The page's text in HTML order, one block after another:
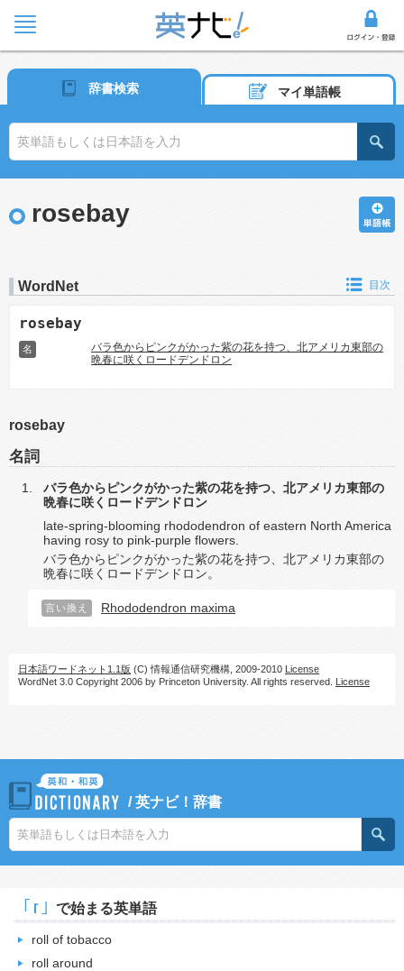
辞書検索 マイ単語帳
rosebay
WordNet 目次
rosebay
名
バラ色からピンクがかった紫の花を持つ、北アメリカ東部の
晩春に咲くロードデンドロン
rosebay
名詞
バラ色からピンクがかった紫の花を持つ、北アメリカ東部の
晩春に咲くロードデンドロン
late-spring-blooming rhododendron of eastern North America
having rosy to pink-purple flowers.
バラ色からピンクがかった紫の花を持つ、北アメリカ東部の
晩春に咲くロードデンドロン。
言い換え Rhododendron maxima
日本語ワードネット1.1版 (C) 情報通信研究機構, 2009-2010 License
WordNet 3.0 Copyright 2006 by Princeton University. All rights reserved. License
/英ナビ！辞書
｢r｣ で始まる英単語
roll of tobacco
roll around